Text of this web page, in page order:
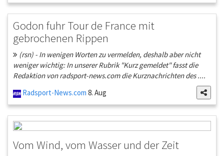
Godon fuhr Tour de France mit
gebrochenen Rippen
(rsn) - In wenigen Worten zu vermelden, deshalb aber nicht
weniger wichtig: In unserer Rubrik "Kurz gemeldet" fasst die
Redaktion von radsport-news.com die Kurznachrichten des ....
Radsport-News.com 8. Aug
Vom Wind, vom Wasser und der Zeit